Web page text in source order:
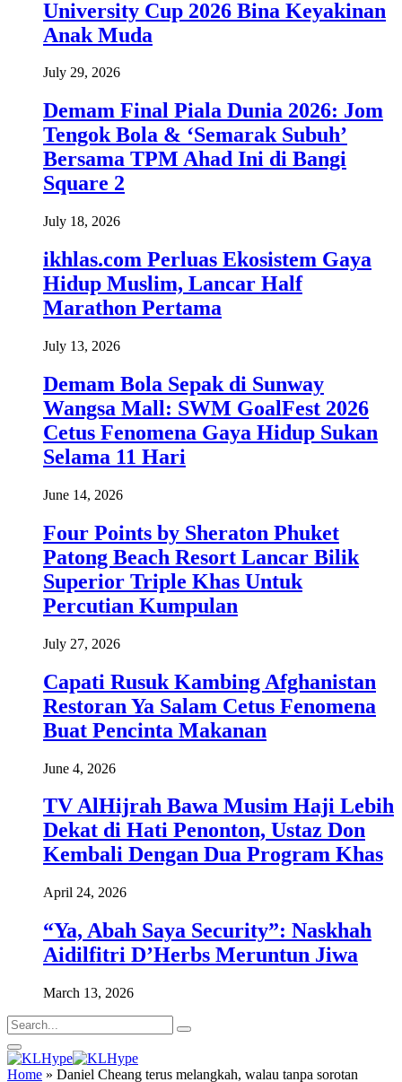
University Cup 2026 Bina Keyakinan
Anak Muda
July 29, 2026
Demam Final Piala Dunia 2026: Jom
Tengok Bola & ‘Semarak Subuh’
Bersama TPM Ahad Ini di Bangi
Square 2
July 18, 2026
ikhlas.com Perluas Ekosistem Gaya
Hidup Muslim, Lancar Half
Marathon Pertama
July 13, 2026
Demam Bola Sepak di Sunway
Wangsa Mall: SWM GoalFest 2026
Cetus Fenomena Gaya Hidup Sukan
Selama 11 Hari
June 14, 2026
Four Points by Sheraton Phuket
Patong Beach Resort Lancar Bilik
Superior Triple Khas Untuk
Percutian Kumpulan
July 27, 2026
Capati Rusuk Kambing Afghanistan
Restoran Ya Salam Cetus Fenomena
Buat Pencinta Makanan
June 4, 2026
TV AlHijrah Bawa Musim Haji Lebih
Dekat di Hati Penonton, Ustaz Don
Kembali Dengan Dua Program Khas
April 24, 2026
“Ya, Abah Saya Security”: Naskhah
Aidilfitri D’Herbs Meruntun Jiwa
March 13, 2026
Home » Daniel Cheang terus melangkah, walau tanpa sorotan